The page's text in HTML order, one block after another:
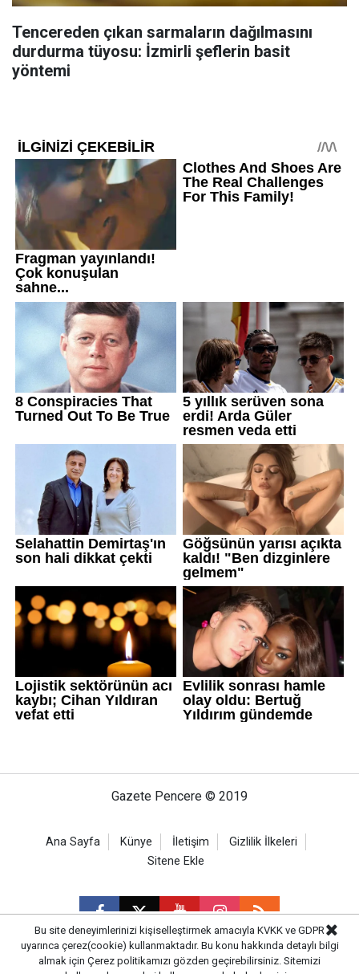
Tencereden çıkan sarmaların dağılmasını
durdurma tüyosu: İzmirli şeflerin basit
yöntemi
Gazete Pencere © 2019
Ana Sayfa Künye İletişim
Gizlilik İlkeleri
Sitene Ekle
CM Bilişim
Bu site deneyimlerinizi kişiselleştirmek amacıyla KVKK ve GDPR
uyarınca çerez(cookie) kullanmaktadır. Bu konu hakkında detaylı bilgi
almak için Çerez politikamızı gözden geçirebilirsiniz. Sitemizi